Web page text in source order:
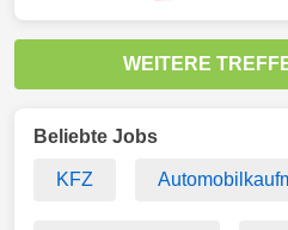
WEITERE
Beliebte Jobs
KFZ